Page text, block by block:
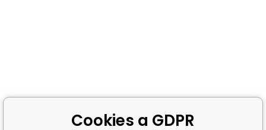
Cookies a GDPR